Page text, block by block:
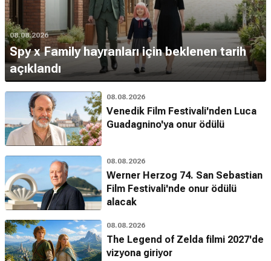
08.08.2026
Spy x Family hayranları için beklenen tarih
açıklandı
08.08.2026
Venedik Film Festivali'nden Luca
Guadagnino'ya onur ödülü
08.08.2026
Werner Herzog 74. San Sebastian
Film Festivali'nde onur ödülü
alacak
08.08.2026
The Legend of Zelda filmi 2027'de
vizyona giriyor